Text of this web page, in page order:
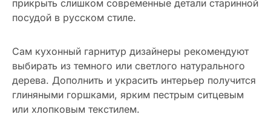
прикрыть слишком современные детали старинной
посудой в русском стиле.
Сам кухонный гарнитур дизайнеры рекомендуют
выбирать из темного или светлого натурального
дерева. Дополнить и украсить интерьер получится
глиняными горшками, ярким пестрым ситцевым
или хлопковым текстилем.